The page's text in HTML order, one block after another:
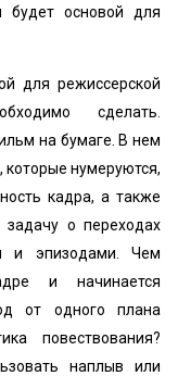
будет основой для
для режиссерской
сделать.
на бумаге. В нем
нумеруются,
кадра, а также
о переходах
и эпизодами. Чем
и начинается
от одного плана
повествования?
наплыв или